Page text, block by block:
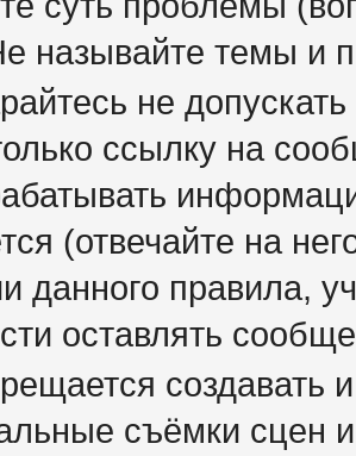
называйте темы
не
ссылку на
(отвечайте на
данного правила,
оставлять
создавать
съёмки сцен